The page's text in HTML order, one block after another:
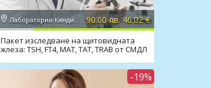
Лаборатории Кандиларов 90.00 лв. 46.02 €
Пакет изследване на щитовидната
жлеза: TSH, FT4, MAT, TAT, TRAB от СМДЛ
-19%